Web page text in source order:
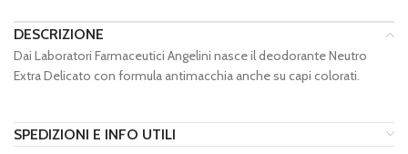
DESCRIZIONE
Dai Laboratori Farmaceutici Angelini nasce il deodorante Neutro
Extra Delicato con formula antimacchia anche su capi colorati.
SPEDIZIONI E INFO UTILI